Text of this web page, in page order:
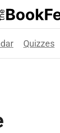
Quizzes